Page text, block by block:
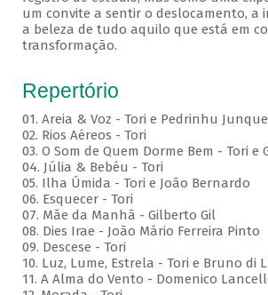
um convite a sentir o deslocamento, a
a beleza de tudo aquilo que está em
transformação.
Repertório
01. Areia & Voz - Tori e Pedrinhu
02. ⁠Rios Aéreos - Tori
03. O Som de Quem Dorme Bem - Tori e
04. Júlia & Bebéu - Tori
05. Ilha Úmida - Tori e João Bernardo
06. Esquecer - Tori
07. Mãe da Manhã - Gilberto Gil
08. Dies Irae - João Mário Ferreira Pinto
09. Descese - Tori
10. Luz, Lume, Estrela - Tori e Bruno di
11. A Alma do Vento - Domenico